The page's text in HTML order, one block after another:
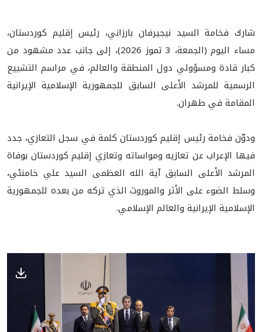
شارك فخامة السيد نيجيرفان بارزاني، رئيس إقليم كوردستان،
مساء اليوم (الجمعة، 3 تموز 2026)، إلى جانب عدد مشهود من
كبار قادة ومسؤولي دول المنطقة والعالم، في مراسم التشييع
الرسمية للمرشد الأعلى السابق للجمهورية الإسلامية الإيرانية
المقامة في طهران.
ودوّن فخامة رئيس إقليم كوردستان كلمة في سجل التعازي، جدد
فيها الإعراب عن تعازيه ومواساته وتعازي إقليم كوردستان بوفاة
المرشد الأعلى السابق آية الله العظمى السيد علي خامنئي،
وسلط الضوء على الأثر والموروث الذي تركه من بعده للجمهورية
الإسلامية الإيرانية والعالم الإسلامي.